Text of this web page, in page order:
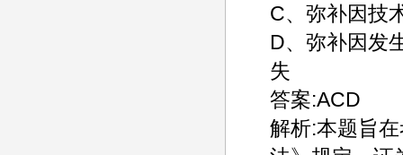
C、弥补因技
D、弥补因发
失
答案:ACD
解析:本题旨